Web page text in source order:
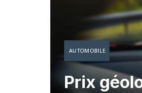
AUTOMOBILE
Prix